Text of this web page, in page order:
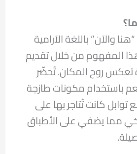
والآن” باللغة الآرامية
المفهوم من خلال تقديم
روح المكان. تُحضّر
باستخدام مكونات طازجة
كانت تُتاجر بها على
مما يضفي على الأطباق